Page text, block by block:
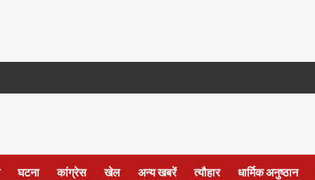
घटना कांग्रेस खेल अन्य खबरें त्यौहार धार्मिक अनुष्ठान